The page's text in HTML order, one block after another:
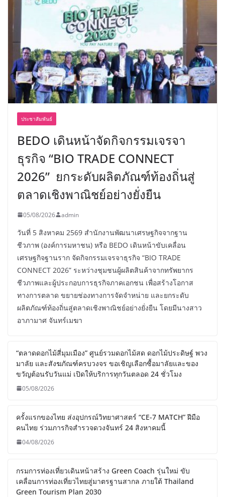
ประชาสัมพันธ์
BEDO เดินหน้าจัดกิจกรรมเจรจา
ธุรกิจ “BIO TRADE CONNECT
2026” ยกระดับผลิตภัณฑ์ท้องถิ่นสู่
ตลาดเชิงพาณิชย์อย่างยั่งยืน
05/08/2026 admin
วันที่ 5 สิงหาคม 2569 สำนักงานพัฒนาเศรษฐกิจจากฐาน
ชีวภาพ (องค์การมหาชน) หรือ BEDO เดินหน้าขับเคลื่อน
เศรษฐกิจฐานราก จัดกิจกรรมเจรจาธุรกิจ “BIO TRADE
CONNECT 2026” ระหว่างชุมชนผู้ผลิตสินค้าจากทรัพยากร
ชีวภาพและผู้ประกอบการธุรกิจภาคเอกชน เพื่อสร้างโอกาส
ทางการตลาด ขยายช่องทางการจัดจำหน่าย และยกระดับ
ผลิตภัณฑ์ท้องถิ่นสู่ตลาดเชิงพาณิชย์อย่างยั่งยืน โดยมีนางสาว
อาภามาศ จันทร์เมฆา
“ตลาดดอกไม้สี่มุมเมือง” ศูนย์รวมดอกไม้สด ดอกไม้ประดิษฐ์ พวง
มาลัย และสังฆภัณฑ์ครบวงจร ขอเชิญเลือกซื้อมาลัยและของ
ขวัญต้อนรับวันแม่ เปิดให้บริการทุกวันตลอด 24 ชั่วโมง
05/08/2026
ครั้งแรกของไทย ส่งอุปกรณ์วิทยาศาสตร์ “CE-7 MATCH” ฝีมือ
คนไทย ร่วมภารกิจสำรวจดวงจันทร์ 24 สิงหาคมนี้
04/08/2026
กรมการท่องเที่ยวเดินหน้าสร้าง Green Coach รุ่นใหม่ ขับ
เคลื่อนการท่องเที่ยวไทยสู่มาตรฐานสากล ภายใต้ Thailand
Green Tourism Plan 2030